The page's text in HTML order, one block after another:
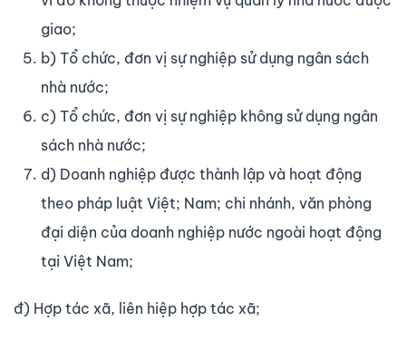
giao;
b) Tổ chức, đơn vị sự nghiệp sử dụng ngân sách
nhà nước;
c) Tổ chức, đơn vị sự nghiệp không sử dụng ngân
sách nhà nước;
d) Doanh nghiệp được thành lập và hoạt động
theo pháp luật Việt; Nam; chi nhánh, văn phòng
đại diện của doanh nghiệp nước ngoài hoạt động
tại Việt Nam;
đ) Hợp tác xã, liên hiệp hợp tác xã;